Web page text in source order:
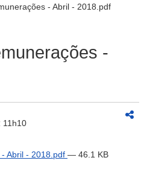
- Abril - 2018.pdf
-
11h10
Abril - 2018.pdf — 46.1 KB